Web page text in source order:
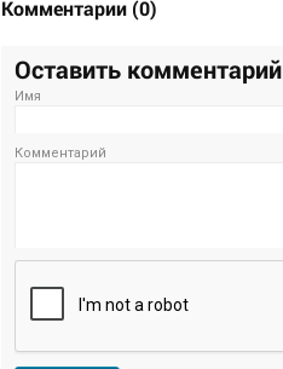
Комментарии (0)
Оставить комментарий
Имя
Комментарий